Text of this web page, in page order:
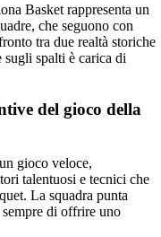
Basket rappresenta un
che seguono con
tra due realtà storiche
sugli spalti è carica di
del gioco della
gioco veloce,
talentuosi e tecnici che
La squadra punta
di offrire uno